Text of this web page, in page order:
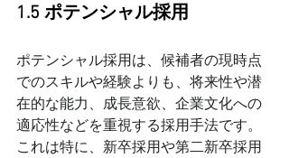
1.5 ポテンシャル採用
ポテンシャル採用は、候補者の現時点
でのスキルや経験よりも、将来性や潜
在的な能力、成長意欲、企業文化への
適応性などを重視する採用手法です。
これは特に、新卒採用や第二新卒採用